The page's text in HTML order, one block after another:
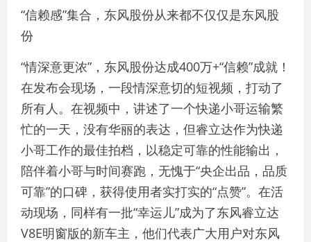
“信赖感”集合，东风股份从来都不仅仅是东风股
份
“情深意更浓”，东风股份达成400万+“信赖”成就！
在发布会现场，一段情深意切的短视频，打动了
所有人。在视频中，讲述了一个快递小哥运输繁
忙的一天，没有华丽的表达，但睿立达作为快递
小哥工作的最佳拍档，以稳定可靠的性能输出，
陪伴着小哥与时间赛跑，无愧于“央企出品，品质
可靠”的口碑，获得使用者实打实的“点赞”。在活
动现场，同样有一批“幸运儿”成为了东风睿立达
V8E明窗版的新车主，他们代表广大用户对东风